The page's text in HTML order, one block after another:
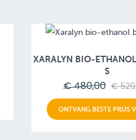
XARALYN BIO-
S
€ 480,00 €
ONTVANG BESTE PRIJS